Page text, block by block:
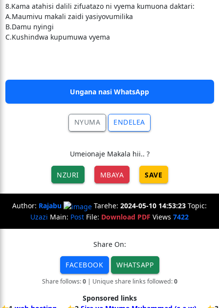
8.Kama atahisi dalili zifuatazo ni vyema kumuona daktari:
A.Maumivu makali zaidi yasiyovumilika
B.Damu nyingi
C.Kushindwa kupumuwa vyema
Ungana nasi WhatsApp
NYUMA ENDELEA
Umeionaje Makala hii.. ?
NZURI MBAYA SAVE
Author: Rajabu Tarehe: 2024-05-10 14:53:23 Topic:
Uzazi Main: Post File: Download PDF Views 7422
Share On:
FACEBOOK WHATSAPP
Share follows:0| Unique share links followed:0
Sponsored links